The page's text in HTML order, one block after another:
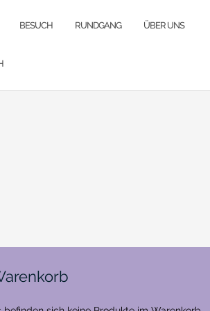
BESUCH RUNDGANG ÜBER UNS